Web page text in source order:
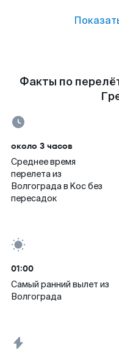
Факты по
около 3 часов
Среднее время
перелета из
Волгограда в Koc без
пересадок
01:00
Самый ранний вылет из
Волгограда